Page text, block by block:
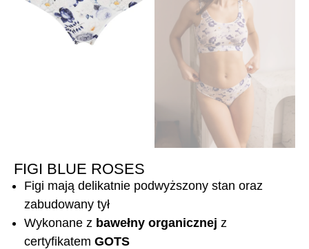
FIGI BLUE ROSES
Figi mają delikatnie podwyższony stan oraz
zabudowany tył
Wykonane z bawełny organicznej z
certyfikatem GOTS